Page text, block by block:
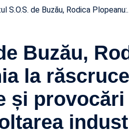
S.O.S. de Buzău, Rodica
Buzău,
la
și provocări